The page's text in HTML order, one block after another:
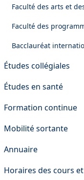
Faculté des arts et
Faculté des
Bacclauréat
Études collégiales
Études en santé
Formation continue
Mobilité sortante
Annuaire
Horaires des cours